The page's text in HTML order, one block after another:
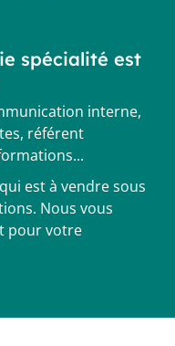
spécialité est
interne,
référent
est à vendre sous
Nous vous
pour votre